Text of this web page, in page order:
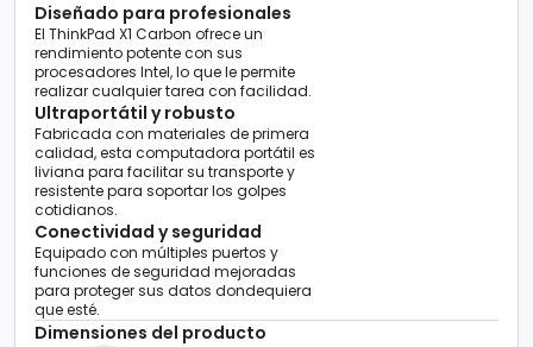
Diseñado para profesionales
El ThinkPad X1 Carbon ofrece un
rendimiento potente con sus
procesadores Intel, lo que le permite
realizar cualquier tarea con facilidad.
Ultraportátil y robusto
Fabricada con materiales de primera
calidad, esta computadora portátil es
liviana para facilitar su transporte y
resistente para soportar los golpes
cotidianos.
Conectividad y seguridad
Equipado con múltiples puertos y
funciones de seguridad mejoradas
para proteger sus datos dondequiera
que esté.
Dimensiones del producto